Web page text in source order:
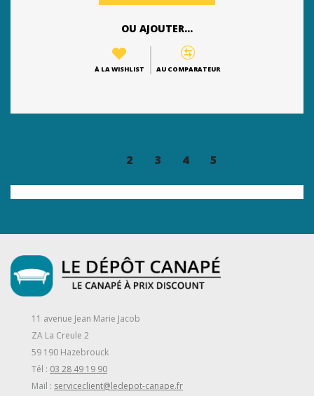
OU AJOUTER...
À LA WISHLIST AU COMPARATEUR
2 3 4 5
11 avenue Jean Marie Jacob
ZA La Creule 2
59 190 Hazebrouck
Tél : 03 28 49 19 90
Mail : serviceclient@ledepot-canape.fr